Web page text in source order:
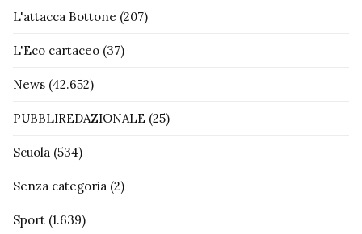
L'attacca Bottone (207)
L'Eco cartaceo (37)
News (42.652)
PUBBLIREDAZIONALE (25)
Scuola (534)
Senza categoria (2)
Sport (1.639)